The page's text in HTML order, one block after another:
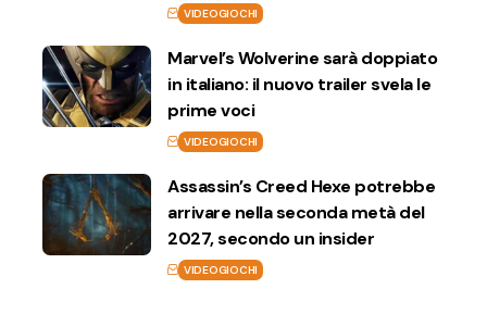
VIDEOGIOCHI
Marvel’s Wolverine sarà doppiato
in italiano: il nuovo trailer svela le
prime voci
VIDEOGIOCHI
Assassin’s Creed Hexe potrebbe
arrivare nella seconda metà del
2027, secondo un insider
VIDEOGIOCHI